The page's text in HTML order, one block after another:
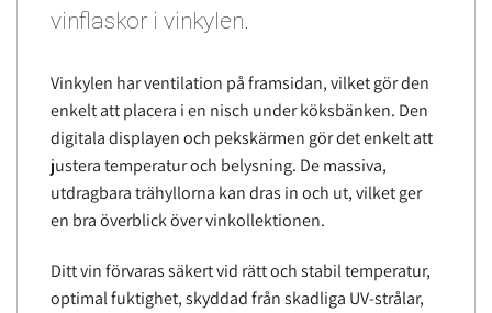
vinflaskor i vinkylen.
Vinkylen har ventilation på framsidan, vilket gör den
enkelt att placera i en nisch under köksbänken. Den
digitala displayen och pekskärmen gör det enkelt att
justera temperatur och belysning. De massiva,
utdragbara trähyllorna kan dras in och ut, vilket ger
en bra överblick över vinkollektionen.
Ditt vin förvaras säkert vid rätt och stabil temperatur,
optimal fuktighet, skyddad från skadliga UV-strålar,